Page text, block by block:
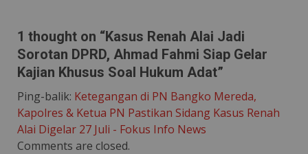
1 thought on “Kasus Renah Alai Jadi
Sorotan DPRD, Ahmad Fahmi Siap Gelar
Kajian Khusus Soal Hukum Adat”
Ping-balik: Ketegangan di PN Bangko Mereda,
Kapolres & Ketua PN Pastikan Sidang Kasus Renah
Alai Digelar 27 Juli - Fokus Info News
Comments are closed.